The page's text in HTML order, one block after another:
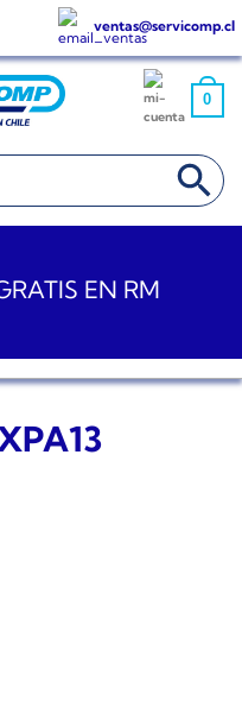
ventas@servicomp.cl
0
BOTÓN DE
EN RM